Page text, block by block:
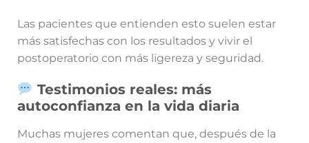
Las pacientes que entienden esto suelen estar
más satisfechas con los resultados y vivir el
postoperatorio con más ligereza y seguridad.
Testimonios reales: más
autoconfianza en la vida diaria
Muchas mujeres comentan que, después de la